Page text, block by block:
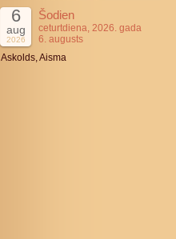
6
aug
2026
Šodien
ceturtdiena, 2026. gada
6. augusts
Askolds, Aisma